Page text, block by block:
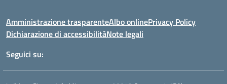
Amministrazione trasparenteAlbo onlinePrivacy Policy
Dichiarazione di accessibilitàNote legali
Seguici su: